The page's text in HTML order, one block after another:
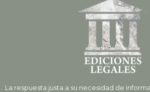
La respuesta justa a su necesidad de